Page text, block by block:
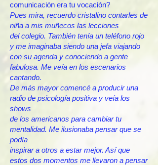
comunicación era tu vocación?
Pues mira, recuerdo cristalino contarles de
niña a mis muñecos las lecciones
del colegio. También tenía un teléfono rojo
y me imaginaba siendo una jefa viajando
con su agenda y conociendo a gente
fabulosa. Me veía en los escenarios
cantando.
De más mayor comencé a producir una
radio de psicología positiva y veía los
shows
de los americanos para cambiar tu
mentalidad. Me ilusionaba pensar que se
podía
inspirar a otros a estar mejor. Así que
estos dos momentos me llevaron a pensar